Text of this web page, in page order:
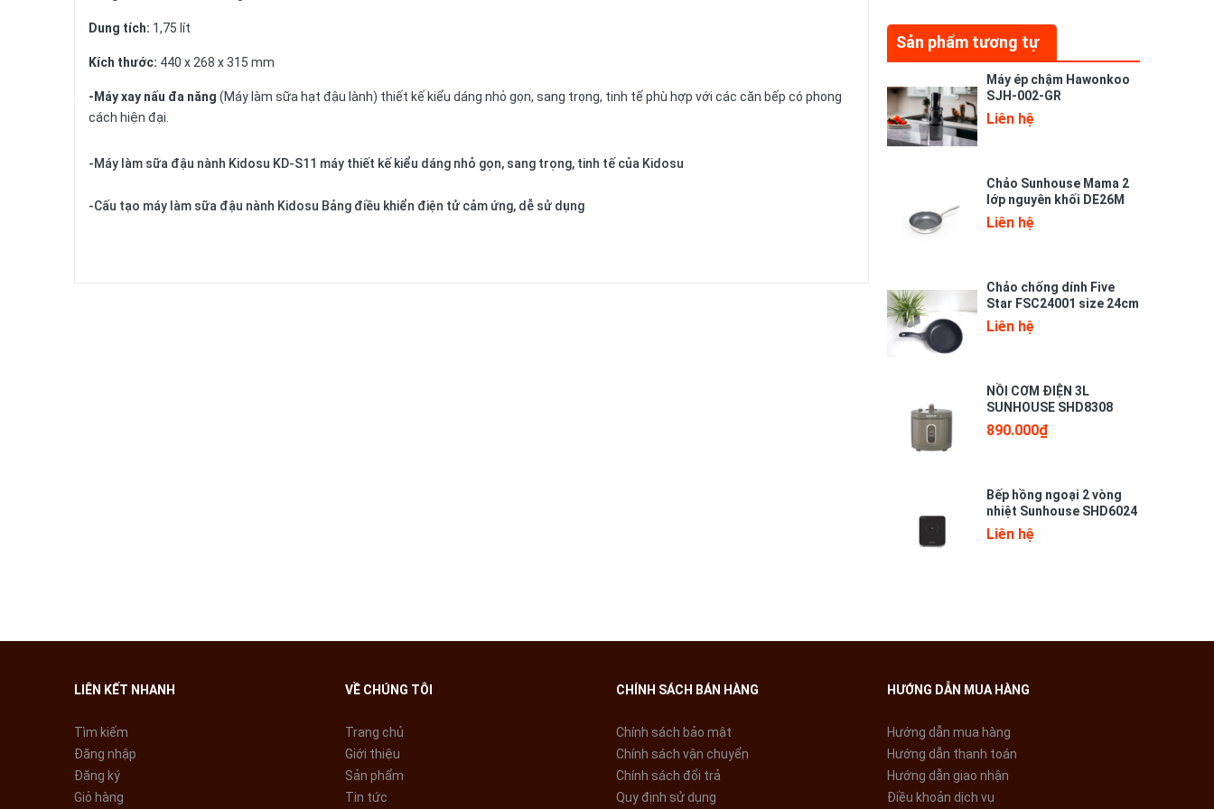
Dung tích: 1,75 lít
Kích thước: 440 x 268 x 315 mm
-Máy xay nấu đa năng (Máy làm sữa hạt đậu lành) thiết kế kiểu dáng nhỏ gọn, sang trọng, tinh tế phù hợp với các căn bếp có phong
cách hiện đại.
-Máy làm sữa đậu nành Kidosu KD-S11 máy thiết kế kiểu dáng nhỏ gọn, sang trọng, tinh tế của Kidosu
-Cấu tạo máy làm sữa đậu nành Kidosu Bảng điều khiển điện tử cảm ứng, dễ sử dụng
Sản phẩm tương tự
Máy ép chậm Hawonkoo
SJH-002-GR
Liên hệ
Chảo Sunhouse Mama 2
lớp nguyên khối DE26M
Liên hệ
Chảo chống dính Five
Star FSC24001 size 24cm
Liên hệ
NỒI CƠM ĐIỆN 3L
SUNHOUSE SHD8308
890.000₫
Bếp hồng ngoại 2 vòng
nhiệt Sunhouse SHD6024
Liên hệ
LIÊN KẾT NHANH
Tìm kiếm
Đăng nhập
Đăng ký
Giỏ hàng
VỀ CHÚNG TÔI
Trang chủ
Giới thiệu
Sản phẩm
Tin tức
CHÍNH SÁCH BÁN HÀNG
Chính sách bảo mật
Chính sách vận chuyển
Chính sách đổi trả
Quy định sử dụng
HƯỚNG DẪN MUA HÀNG
Hướng dẫn mua hàng
Hướng dẫn thanh toán
Hướng dẫn giao nhận
Điều khoản dịch vụ